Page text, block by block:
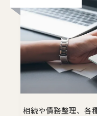
相続や債務整理、各